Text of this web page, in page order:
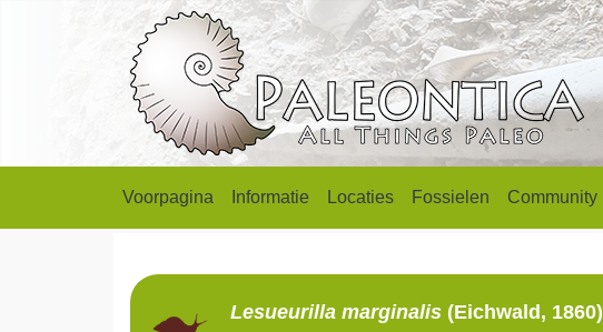
Voorpagina Informatie Locaties Fossielen Community
Lesueurillamarginalis (Eichwald, 1860)